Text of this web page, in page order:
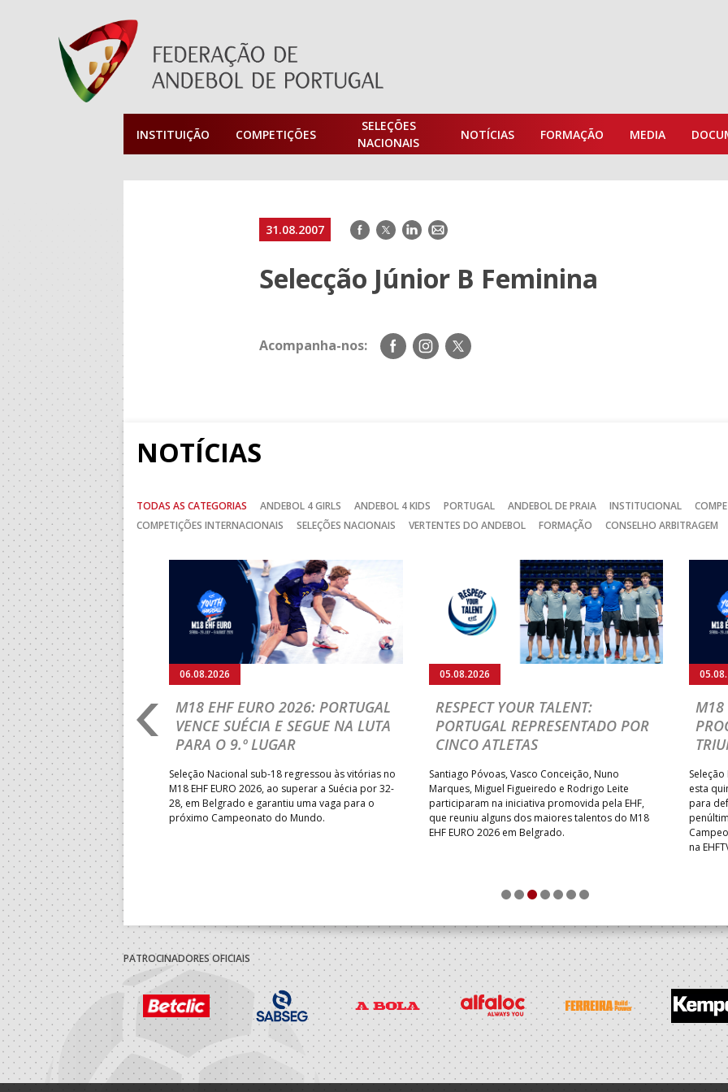
INSTITUIÇÃO COMPETIÇÕES
SELEÇÕES
NACIONAIS
NOTÍCIAS FORMAÇÃO MEDIA
31.08.2007 Facebook
TwitterLinkedIn
E-
Selecção Júnior B Feminina
Acompanha-nos:
Siga-
nos
Siga-
nos
Siga-
nos
NOTÍCIAS
TODAS AS CATEGORIAS ANDEBOL 4 GIRLS ANDEBOL 4 KIDS PORTUGAL ANDEBOL DE PRAIA INSTITUCIONAL
COMPETIÇÕES INTERNACIONAIS
SELEÇÕES NACIONAIS VERTENTES DO ANDEBOL FORMAÇÃO CONSELHO ARBITRAGEM
CHAMPIONSHIP:
PARA A EQUIPA
o Brasil, em Ramnicu
apuramento dos lugares 17
confortável das jogadoras
06.08.2026
M18 EHF EURO 2026: PORTUGAL
VENCE SUÉCIA E SEGUE NA LUTA
PARA O 9.º LUGAR
Seleção Nacional sub-18 regressou às vitórias no
M18 EHF EURO 2026, ao superar a Suécia por 32-
28, em Belgrado e garantiu uma vaga para o
próximo Campeonato do Mundo.
05.08.2026
RESPECT YOUR TALENT:
PORTUGAL REPRESENTADO POR
CINCO ATLETAS
Santiago Póvoas, Vasco Conceição, Nuno
Marques, Miguel Figueiredo e Rodrigo Leite
participaram na iniciativa promovida pela EHF,
que reuniu alguns dos maiores talentos do M18
EHF EURO 2026 em Belgrado.
M18
esta
para
na
1 2 3 4 5 6 7
PATROCINADORES OFICIAIS